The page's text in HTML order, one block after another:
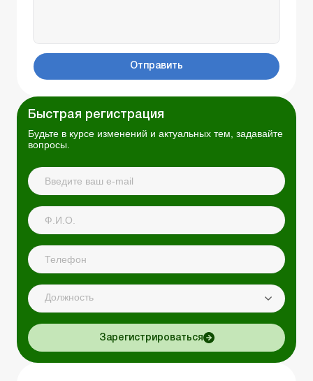
Отправить
Быстрая регистрация
Будьте в курсе изменений и актуальных тем, задавайте
вопросы.
Должность
Зарегистрироваться